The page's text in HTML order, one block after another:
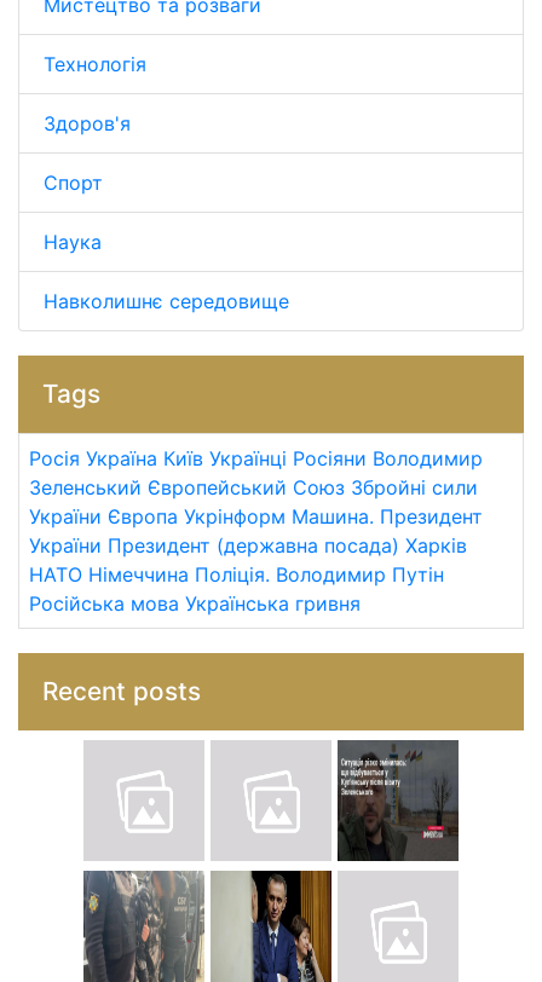
Мистецтво та розваги
Технологія
Здоров'я
Спорт
Наука
Навколишнє середовище
Tags
Росія Україна Київ Українці Росіяни Володимир
Зеленський Європейський Союз Збройні сили
України Європа Укрінформ Машина. Президент
України Президент (державна посада) Харків
НАТО Німеччина Поліція. Володимир Путін
Російська мова Українська гривня
Recent posts